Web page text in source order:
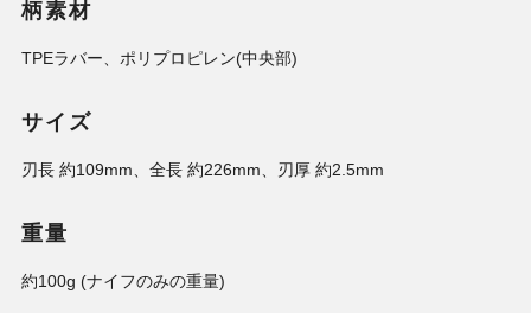
柄素材
TPEラバー、ポリプロピレン(中央部)
サイズ
刃長 約109mm、全長 約226mm、刃厚 約2.5mm
重量
約100g (ナイフのみの重量)